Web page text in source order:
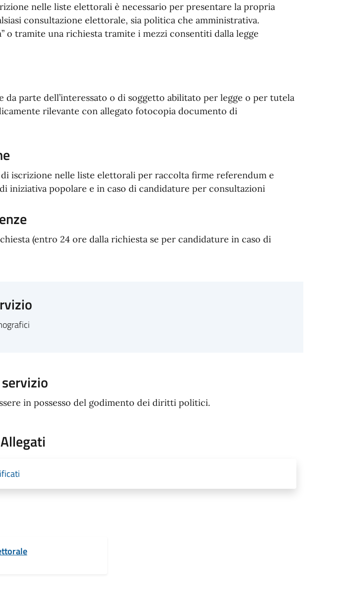
nelle liste elettorali è necessario per presentare la propria
consultazione elettorale, sia politica che amministrativa.
o tramite una richiesta tramite i mezzi consentiti dalla legge
da parte dell’interessato o di soggetto abilitato per legge o per tutela
rilevante con allegato fotocopia documento di
iscrizione nelle liste elettorali per raccolta firme referendum e
iniziativa popolare e in caso di candidature per consultazioni
(entro 24 ore dalla richiesta se per candidature in caso di
in possesso del godimento dei diritti politici.